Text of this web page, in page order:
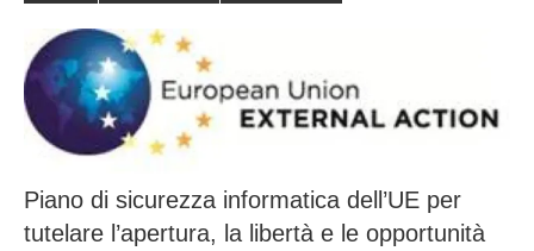
Piano di sicurezza informatica dell’UE per
tutelare l’apertura, la libertà e le opportunità